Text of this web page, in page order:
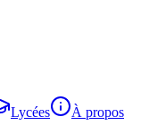
Lycées
À propos